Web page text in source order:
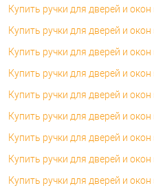
Купить ручки для дверей и
Купить ручки для дверей и
Купить ручки для дверей и окон
Купить ручки для дверей и
Купить ручки для дверей и
Купить ручки для дверей и окон
Купить ручки для дверей и
Купить ручки для дверей и
Купить ручки для дверей и